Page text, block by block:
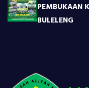
PEMBUKAAN
BULELENG